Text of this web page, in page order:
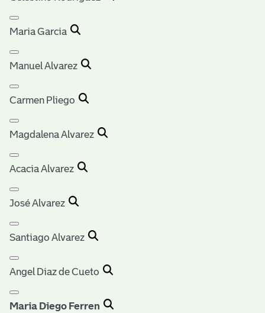
Maria Garcia
Manuel Alvarez
Carmen Pliego
Magdalena Alvarez
Acacia Alvarez
José Alvarez
Santiago Alvarez
Angel Diaz de Cueto
Maria Diego Ferren